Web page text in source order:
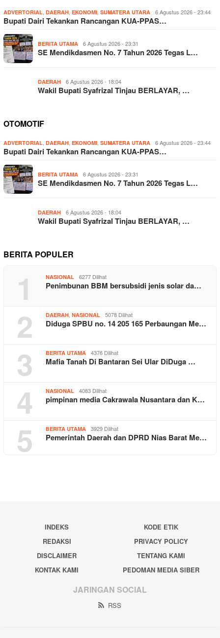
ADVERTORIAL DAERAH EKONOMI SUMATERA UTARA 6 Agustus 2026 - 23:44
Bupati Dairi Tekankan Rancangan KUA-PPAS…
BERITA UTAMA 6 Agustus 2026 - 23:31
SE Mendikdasmen No. 7 Tahun 2026 Tegas L…
DAERAH 6 Agustus 2026 - 18:04
Wakil Bupati Syafrizal Tinjau BERLAYAR, …
OTOMOTIF
ADVERTORIAL DAERAH EKONOMI SUMATERA UTARA 6 Agustus 2026 - 23:44
Bupati Dairi Tekankan Rancangan KUA-PPAS…
BERITA UTAMA 6 Agustus 2026 - 23:31
SE Mendikdasmen No. 7 Tahun 2026 Tegas L…
DAERAH 6 Agustus 2026 - 18:04
Wakil Bupati Syafrizal Tinjau BERLAYAR, …
BERITA POPULER
1 NASIONAL 6277 Dilihat
Penimbunan BBM bersubsidi jenis solar da…
2 DAERAH NASIONAL 5078 Dilihat
Diduga SPBU no. 14 205 165 Perbaungan Me…
3 BERITA UTAMA 4376 Dilihat
Mafia Tanah Di Bantaran Sei Ular DiDuga …
4 NASIONAL 4083 Dilihat
pimpinan media Cakrawala Nusantara dan K…
5 BERITA UTAMA 3929 Dilihat
Pemerintah Daerah dan DPRD Nias Barat Me…
INDEKS
KODE ETIK
REDAKSI
PRIVACY POLICY
DISCLAIMER
TENTANG KAMI
KONTAK KAMI
PEDOMAN MEDIA SIBER
JARINGAN SOCIAL
RSS